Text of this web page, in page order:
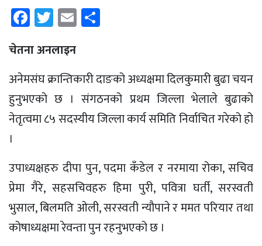
Facebook
Twitter
Email
चेतना अनलाइन
अनेमसंघ क्रान्तिकारी दाङको अध्यक्षमा दिलकुमारी बुढा चयन
हुनुभएको छ । संगठनको प्रथम जिल्ला भेलाले बुढाको
नेतृत्वमा ८५ सदस्यीय जिल्ला कार्य समिति निर्वाचित गरेको हो
।
उपाध्यक्षहरु दीपा पुन, पदमा कँडेल र नरमाया रोका, सचिव
प्रेमा गैरे, सहसचिवहरु हिमा पुरी, पवित्रा घर्ती, सरस्वती
भुसाल, बिलमति ओली, सरस्वती न्यौपाने र ममत परियार तथा
कोषाध्यक्षमा रेवन्ता पुन रहनुभएको छ ।